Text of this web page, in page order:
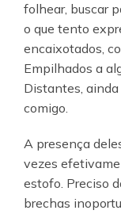
folhear, buscar
o que tento
encaixotados,
Empilhados a
Distantes, ainda
comigo.
A presença
vezes
estofo. Preciso
brechas